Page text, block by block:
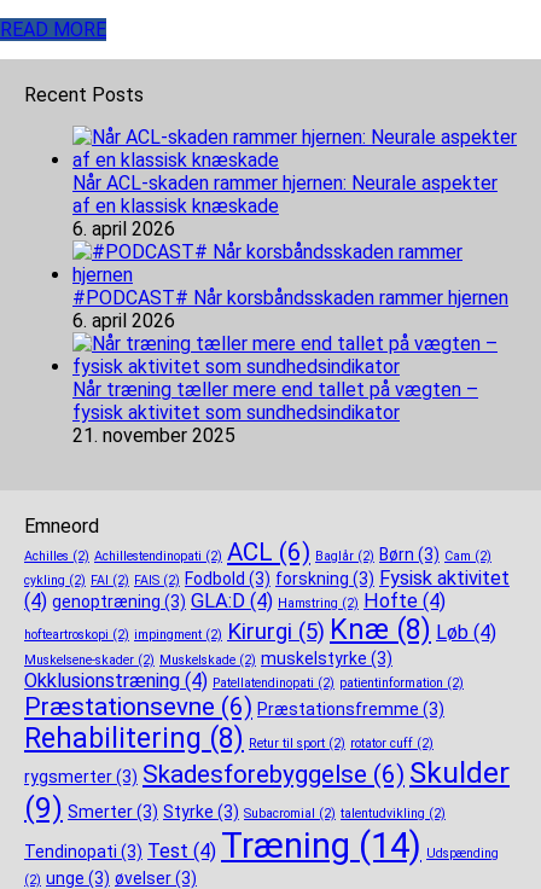
READ MORE
Recent Posts
Når ACL-skaden rammer hjernen: Neurale aspekter
af en klassisk knæskade
6. april 2026
#PODCAST# Når korsbåndsskaden rammer hjernen
6. april 2026
Når træning tæller mere end tallet på vægten –
fysisk aktivitet som sundhedsindikator
21. november 2025
Emneord
Achilles (2) Achillestendinopati (2) ACL (6) Baglår (2) Børn (3) Cam (2)
cykling (2) FAI (2) FAIS (2) Fodbold (3) forskning (3) Fysisk aktivitet
(4) genoptræning (3) GLA:D (4) Hamstring (2) Hofte (4)
hofteartroskopi (2) impingment (2) Kirurgi (5) Knæ (8) Løb (4)
Muskelsene-skader (2) Muskelskade (2) muskelstyrke (3)
Okklusionstræning (4) Patellatendinopati (2) patientinformation (2)
Præstationsevne (6) Præstationsfremme (3)
Rehabilitering (8) Retur til sport (2) rotator cuff (2)
rygsmerter(3) Skadesforebyggelse (6) Skulder
(9) Smerter(3) Styrke (3) Subacromial (2) talentudvikling (2)
Tendinopati (3) Test (4) Træning (14) Udspænding
(2) unge (3) øvelser(3)